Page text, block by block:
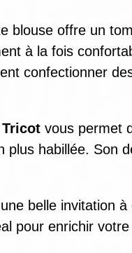
blouse offre un
à la fois
confectionner
vous permet
plus habillée. Son
belle invitation à
pour enrichir